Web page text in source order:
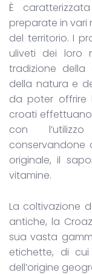
È
preparate in vari
del territorio. I
uliveti dei loro
tradizione della
della natura e
da poter offrire
croati
con
originale, il
vitamine.
La coltivazione
antiche, la
sua vasta
etichette, di
dell’origine